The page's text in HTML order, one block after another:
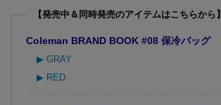
【発売中＆同時発売のアイテムはこちらから】
Coleman BRAND BOOK #08 保冷バッグ
▶ GRAY
▶ RED